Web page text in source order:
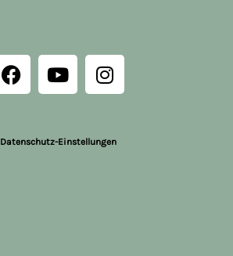
Datenschutz-Einstellungen